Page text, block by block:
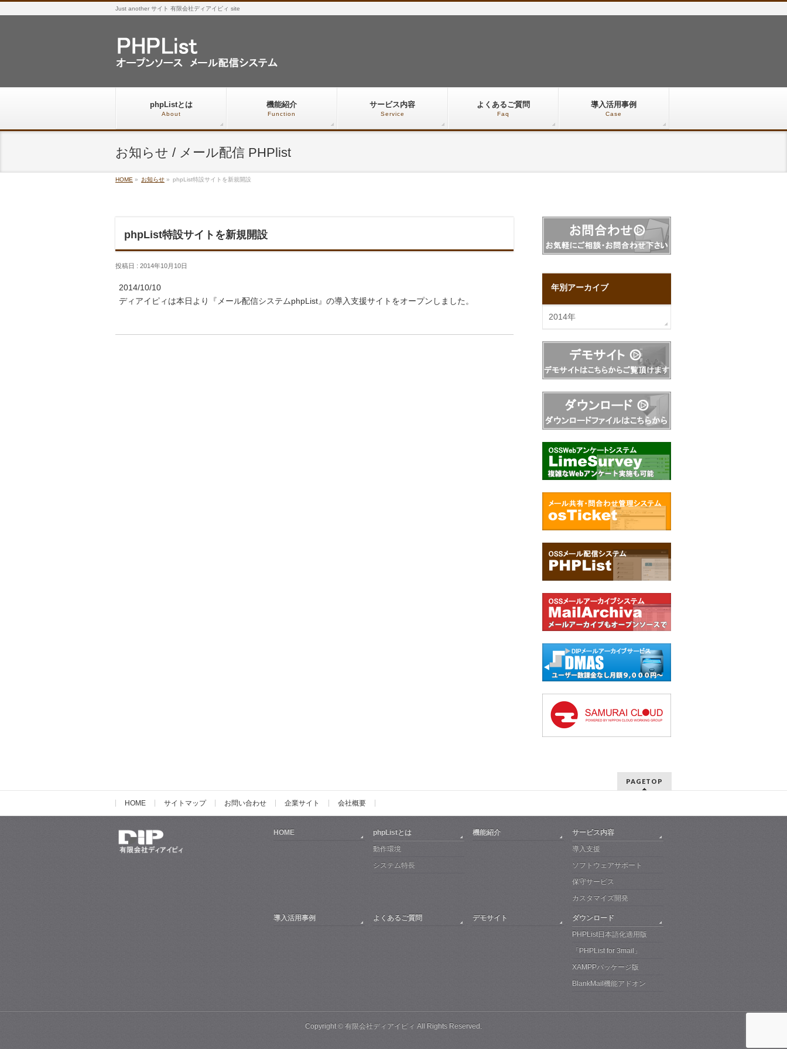
Just another サイト 有限会社ディアイピィ site
phpListとは
About
機能紹介
Function
サービス内容
Service
よくあるご質問
Faq
導入活用事例
Case
お知らせ / メール配信 PHPlist
HOME » お知らせ » phpList特設サイトを新規開設
phpList特設サイトを新規開設
投稿日 : 2014年10月10日
2014/10/10
ディアイピィは本日より『メール配信システムphpList』の導入支援サイトをオープンしました。
年別アーカイブ
2014年
PAGETOP
HOME サイトマップ お問い合わせ 企業サイト 会社概要
HOME
phpListとは
動作環境
システム特長
機能紹介
サービス内容
導入支援
ソフトウェアサポート
保守サービス
カスタマイズ開発
導入活用事例 よくあるご質問 デモサイト
ダウンロード
PHPList日本語化適用版
「PHPList for 3mail」
XAMPPパッケージ版
BlankMail機能アドオン
Copyright © 有限会社ディアイピィ All Rights Reserved.